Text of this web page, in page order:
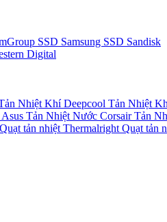
SSD Samsung SSD Sandisk
Digital
Nhiệt Khí Deepcool Tản Nhiệt
Tản Nhiệt Nước CorsairTản
Quạt tản nhiệt Thermalright Quạt tản